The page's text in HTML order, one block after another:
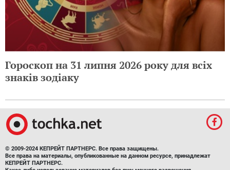
Гороскоп на 31 липня 2026 року для всіх
знаків зодіаку
© 2009-2024 КЕПРЕЙТ ПАРТНЕРС. Все права защищены.
Все права на материалы, опубликованные на данном ресурсе, принадлежат
КЕПРЕЙТ ПАРТНЕРС.